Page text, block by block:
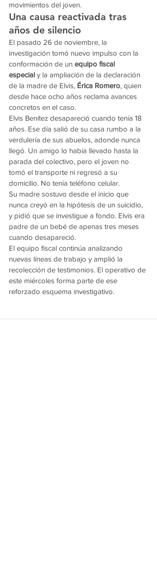
movimientos del joven.
Una causa reactivada tras
años de silencio
El pasado 26 de noviembre, la
investigación tomó nuevo impulso con la
conformación de un equipo fiscal
especial y la ampliación de la declaración
de la madre de Elvis, Érica Romero, quien
desde hace ocho años reclama avances
concretos en el caso.
Elvis Benítez desapareció cuando tenía 18
años. Ese día salió de su casa rumbo a la
verdulería de sus abuelos, adonde nunca
llegó. Un amigo lo había llevado hasta la
parada del colectivo, pero el joven no
tomó el transporte ni regresó a su
domicilio. No tenía teléfono celular.
Su madre sostuvo desde el inicio que
nunca creyó en la hipótesis de un suicidio,
y pidió que se investigue a fondo. Elvis era
padre de un bebé de apenas tres meses
cuando desapareció.
El equipo fiscal continúa analizando
nuevas líneas de trabajo y amplió la
recolección de testimonios. El operativo de
este miércoles forma parte de ese
reforzado esquema investigativo.